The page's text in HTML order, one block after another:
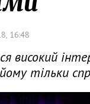
16:48
високий
тільки